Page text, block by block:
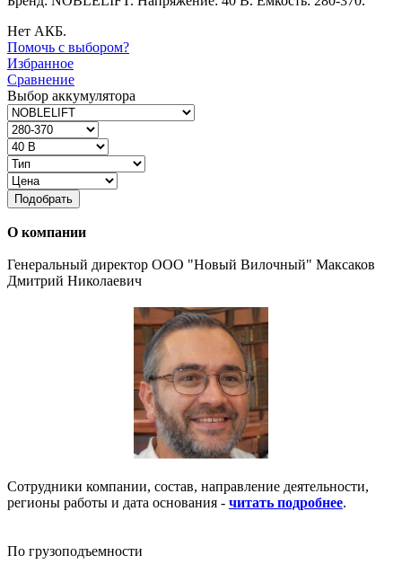
Нет АКБ.
Помочь с выбором?
Избранное
Сравнение
Выбор аккумулятора
Подобрать
О компании
Генеральный директор ООО "Новый Вилочный" Максаков
Дмитрий Николаевич
Сотрудники компании, состав, направление деятельности,
регионы работы и дата основания - читать подробнее.
По грузоподъемности